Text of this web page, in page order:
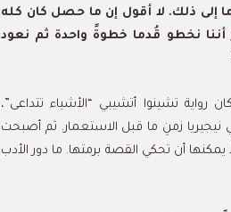
ذلك. لا أقول إن ما حصل كان كله
أننا نخطو قُدما خطوةً واحدة ثم نعود
تشينوا أتشيبي “الأشياء تتداعى”،
نيجيريا زمنِ ما قبل الاستعمار. ثم أصبحت
يمكنها أن تحكي القصة برمتها. ما دور الأدب